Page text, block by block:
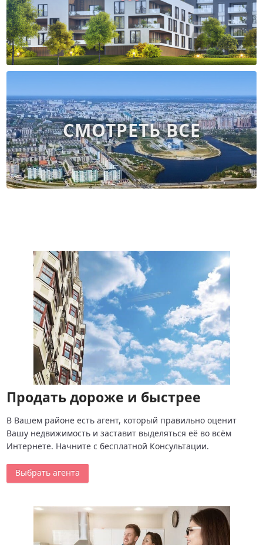
СМОТРЕТЬ ВСЕ
Продать дороже и быстрее
В Вашем районе есть агент, который правильно оценит
Вашу недвижимость и заставит выделяться её во всём
Интернете. Начните с бесплатной Консультации.
Выбрать агента